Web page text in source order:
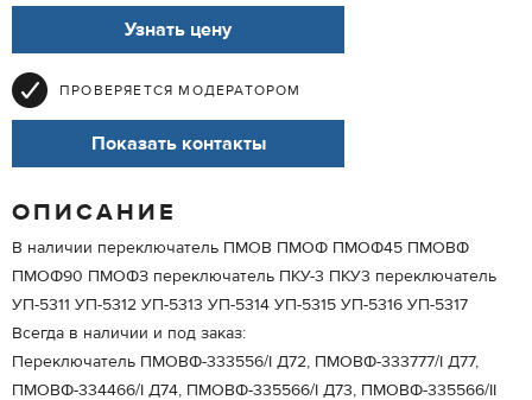
Узнать цену
ПРОВЕРЯЕТСЯ МОДЕРАТОРОМ
Показать контакты
ОПИСАНИЕ
В наличии переключатель ПМОВ ПМОФ ПМОФ45 ПМОВФ
ПМОФ90 ПМОФЗ переключатель ПКУ-3 ПКУ3 переключатель
УП-5311 УП-5312 УП-5313 УП-5314 УП-5315 УП-5316 УП-5317
Всегда в наличии и под заказ:
Переключатель ПМОВФ-333556/I Д72, ПМОВФ-333777/I Д77,
ПМОВФ-334466/I Д74, ПМОВФ-335566/I Д73, ПМОВФ-335566/II